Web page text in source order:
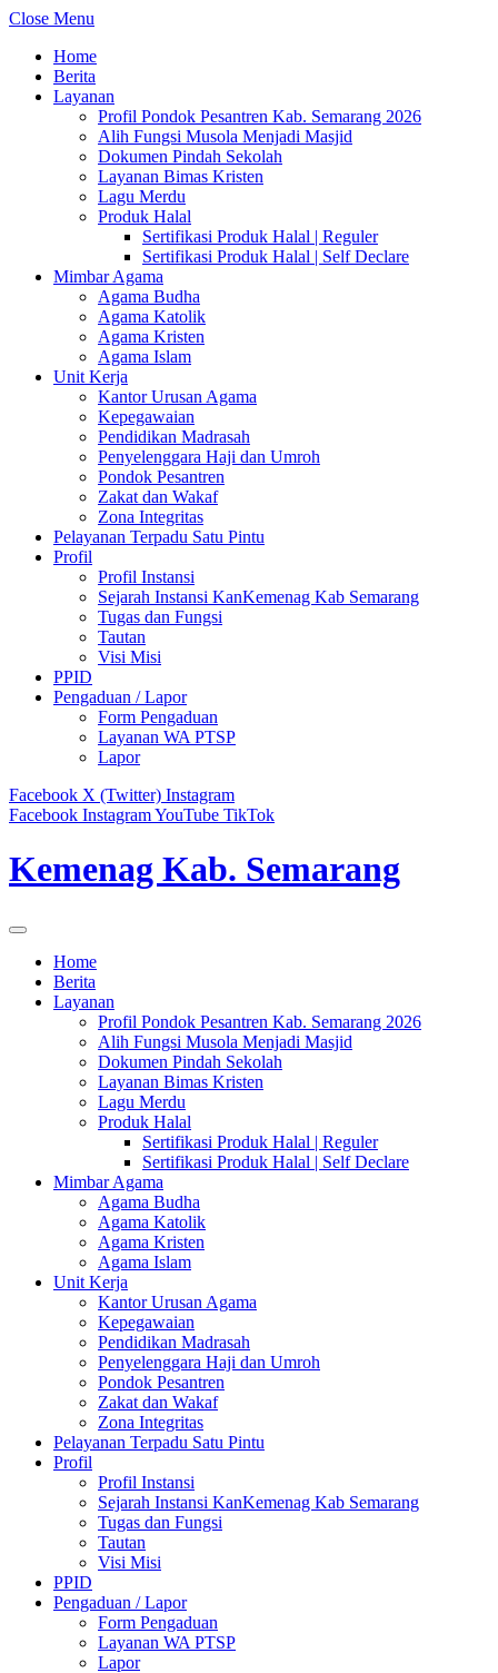
Close Menu
Home
Berita
Layanan
Profil Pondok Pesantren Kab. Semarang 2026
Alih Fungsi Musola Menjadi Masjid
Dokumen Pindah Sekolah
Layanan Bimas Kristen
Lagu Merdu
Produk Halal
Sertifikasi Produk Halal | Reguler
Sertifikasi Produk Halal | Self Declare
Mimbar Agama
Agama Budha
Agama Katolik
Agama Kristen
Agama Islam
Unit Kerja
Kantor Urusan Agama
Kepegawaian
Pendidikan Madrasah
Penyelenggara Haji dan Umroh
Pondok Pesantren
Zakat dan Wakaf
Zona Integritas
Pelayanan Terpadu Satu Pintu
Profil
Profil Instansi
Sejarah Instansi KanKemenag Kab Semarang
Tugas dan Fungsi
Tautan
Visi Misi
PPID
Pengaduan / Lapor
Form Pengaduan
Layanan WA PTSP
Lapor
Facebook X (Twitter) Instagram
Facebook InstagramYouTube TikTok
Kemenag Kab. Semarang
Home
Berita
Layanan
Profil Pondok Pesantren Kab. Semarang 2026
Alih Fungsi Musola Menjadi Masjid
Dokumen Pindah Sekolah
Layanan Bimas Kristen
Lagu Merdu
Produk Halal
Sertifikasi Produk Halal | Reguler
Sertifikasi Produk Halal | Self Declare
Mimbar Agama
Agama Budha
Agama Katolik
Agama Kristen
Agama Islam
Unit Kerja
Kantor Urusan Agama
Kepegawaian
Pendidikan Madrasah
Penyelenggara Haji dan Umroh
Pondok Pesantren
Zakat dan Wakaf
Zona Integritas
Pelayanan Terpadu Satu Pintu
Profil
Profil Instansi
Sejarah Instansi KanKemenag Kab Semarang
Tugas dan Fungsi
Tautan
Visi Misi
PPID
Pengaduan / Lapor
Form Pengaduan
Layanan WA PTSP
Lapor